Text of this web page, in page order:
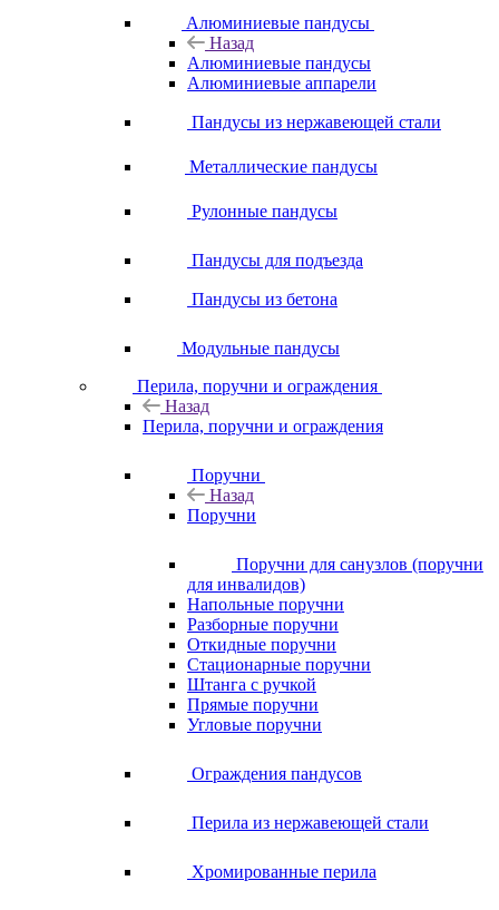
Алюминиевые пандусы
Назад
Алюминиевые пандусы
Алюминиевые аппарели
Пандусы из нержавеющей стали
Металлические пандусы
Рулонные пандусы
Пандусы для подъезда
Пандусы из бетона
Модульные пандусы
Перила, поручни и ограждения
Назад
Перила, поручни и ограждения
Поручни
Назад
Поручни
Поручни для санузлов (поручни
для инвалидов)
Напольные поручни
Разборные поручни
Откидные поручни
Стационарные поручни
Штанга с ручкой
Прямые поручни
Угловые поручни
Ограждения пандусов
Перила из нержавеющей стали
Хромированные перила